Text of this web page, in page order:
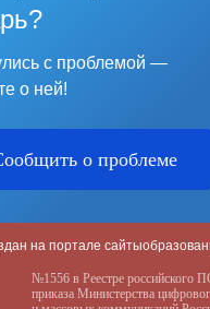
с проблемой —
о ней!
о проблеме
на портале
№1556 в Реестре российского
приказа Министерства